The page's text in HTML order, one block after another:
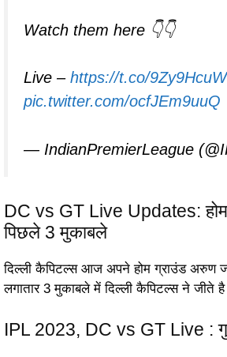
Watch them here 👇👇
Live – https://t.co/
pic.twitter.com/ocfJEm9uuQ
— IndianPremierLeague
DC vs GT Live Updates: होम
पिछले 3 मुकाबले
दिल्ली कैपिटल्स आज अपने होम ग्राउंड अरुण
लगातार 3 मुकाबले में दिल्ली कैपिटल्स ने
IPL 2023, DC vs GT Live :